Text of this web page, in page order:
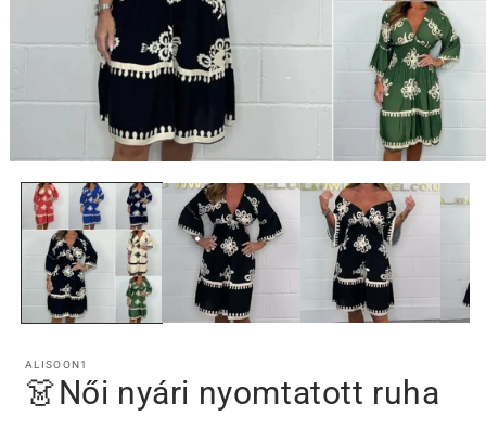
médiafájl
megnyitása
modális
párbeszédpanelen
ALISOON1
👗Női nyári nyomtatott ruha